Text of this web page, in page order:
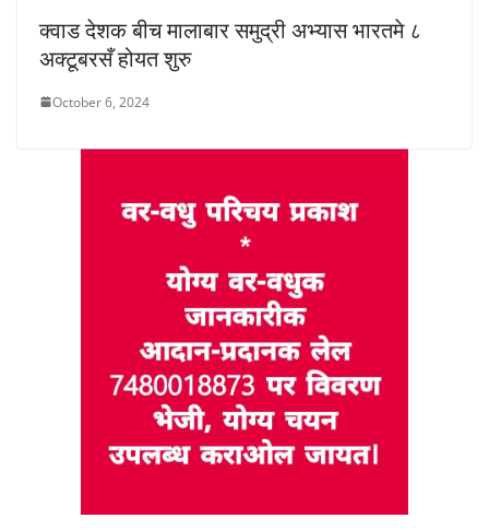
क्वाड देशक बीच मालाबार समुद्री अभ्यास भारतमे ८
अक्टूबरसँ होयत शुरु
October 6, 2024